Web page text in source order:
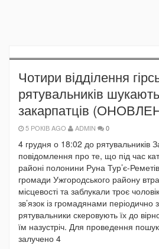
Чотири відділення
рятувальників
закарпатців
5 РОКІВ AGO ADMIN 0
4 грудня о 18:02 до рятувальників
повідомлення про те, що під час
районі полонини Руна Тур’є-
громади Ужгородського району
місцевості та заблукали троє
зв’язок із громадянами періодично
рятувальники скеровують їх до
їм назустріч. Для проведення
залучено 4